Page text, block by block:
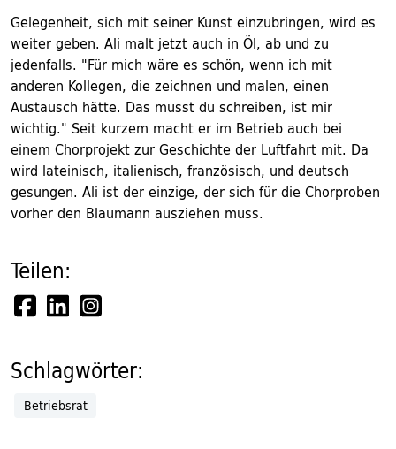
Gelegenheit, sich mit seiner Kunst einzubringen, wird es
weiter geben. Ali malt jetzt auch in Öl, ab und zu
jedenfalls. "Für mich wäre es schön, wenn ich mit
anderen Kollegen, die zeichnen und malen, einen
Austausch hätte. Das musst du schreiben, ist mir
wichtig." Seit kurzem macht er im Betrieb auch bei
einem Chorprojekt zur Geschichte der Luftfahrt mit. Da
wird lateinisch, italienisch, französisch, und deutsch
gesungen. Ali ist der einzige, der sich für die Chorproben
vorher den Blaumann ausziehen muss.
Teilen:
Schlagwörter:
Betriebsrat